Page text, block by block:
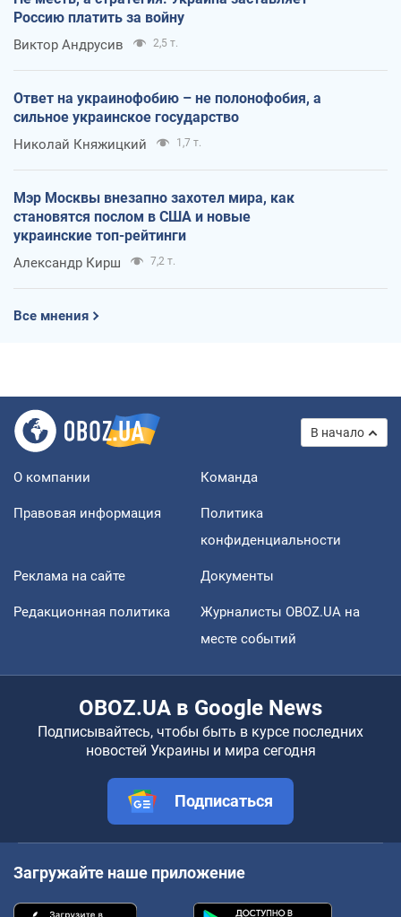
Россию платить за войну
Виктор Андрусив 2,5 т.
Ответ на украинофобию – не полонофобия, а
сильное украинское государство
Николай Княжицкий 1,7 т.
Мэр Москвы внезапно захотел мира, как
становятся послом в США и новые
украинские топ-рейтинги
Александр Кирш 7,2 т.
Все мнения
В начало
О компании Команда
Правовая информация
Политика
конфиденциальности
Реклама на сайте Документы
Редакционная политика
Журналисты OBOZ.UA на
месте событий
OBOZ.UA в Google News
Подписывайтесь, чтобы быть в курсе последних
новостей Украины и мира сегодня
Подписаться
Загружайте наше приложение